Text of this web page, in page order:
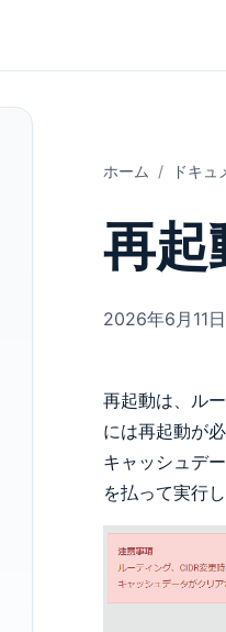
ホーム ドキュ
再起
2026年6月11日
再起動は、ル
には再起動が
キャッシュデ
を払って実行